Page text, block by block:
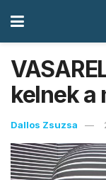
kelnek a
Dallos Zsuzsa